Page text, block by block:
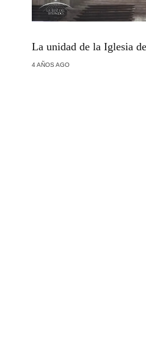
La unidad de la Iglesia
4 AÑOS AGO